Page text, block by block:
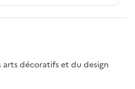
arts décoratifs et du design